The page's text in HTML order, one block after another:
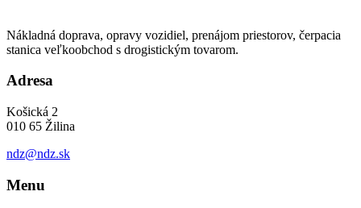
Nákladná doprava, opravy vozidiel, prenájom priestorov, čerpacia
stanica veľkoobchod s drogistickým tovarom.
Adresa
Košická 2
010 65 Žilina
ndz@ndz.sk
Menu